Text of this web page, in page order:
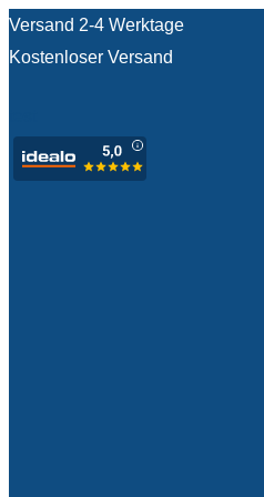
Versand 2-4 Werktage
Kostenloser Versand